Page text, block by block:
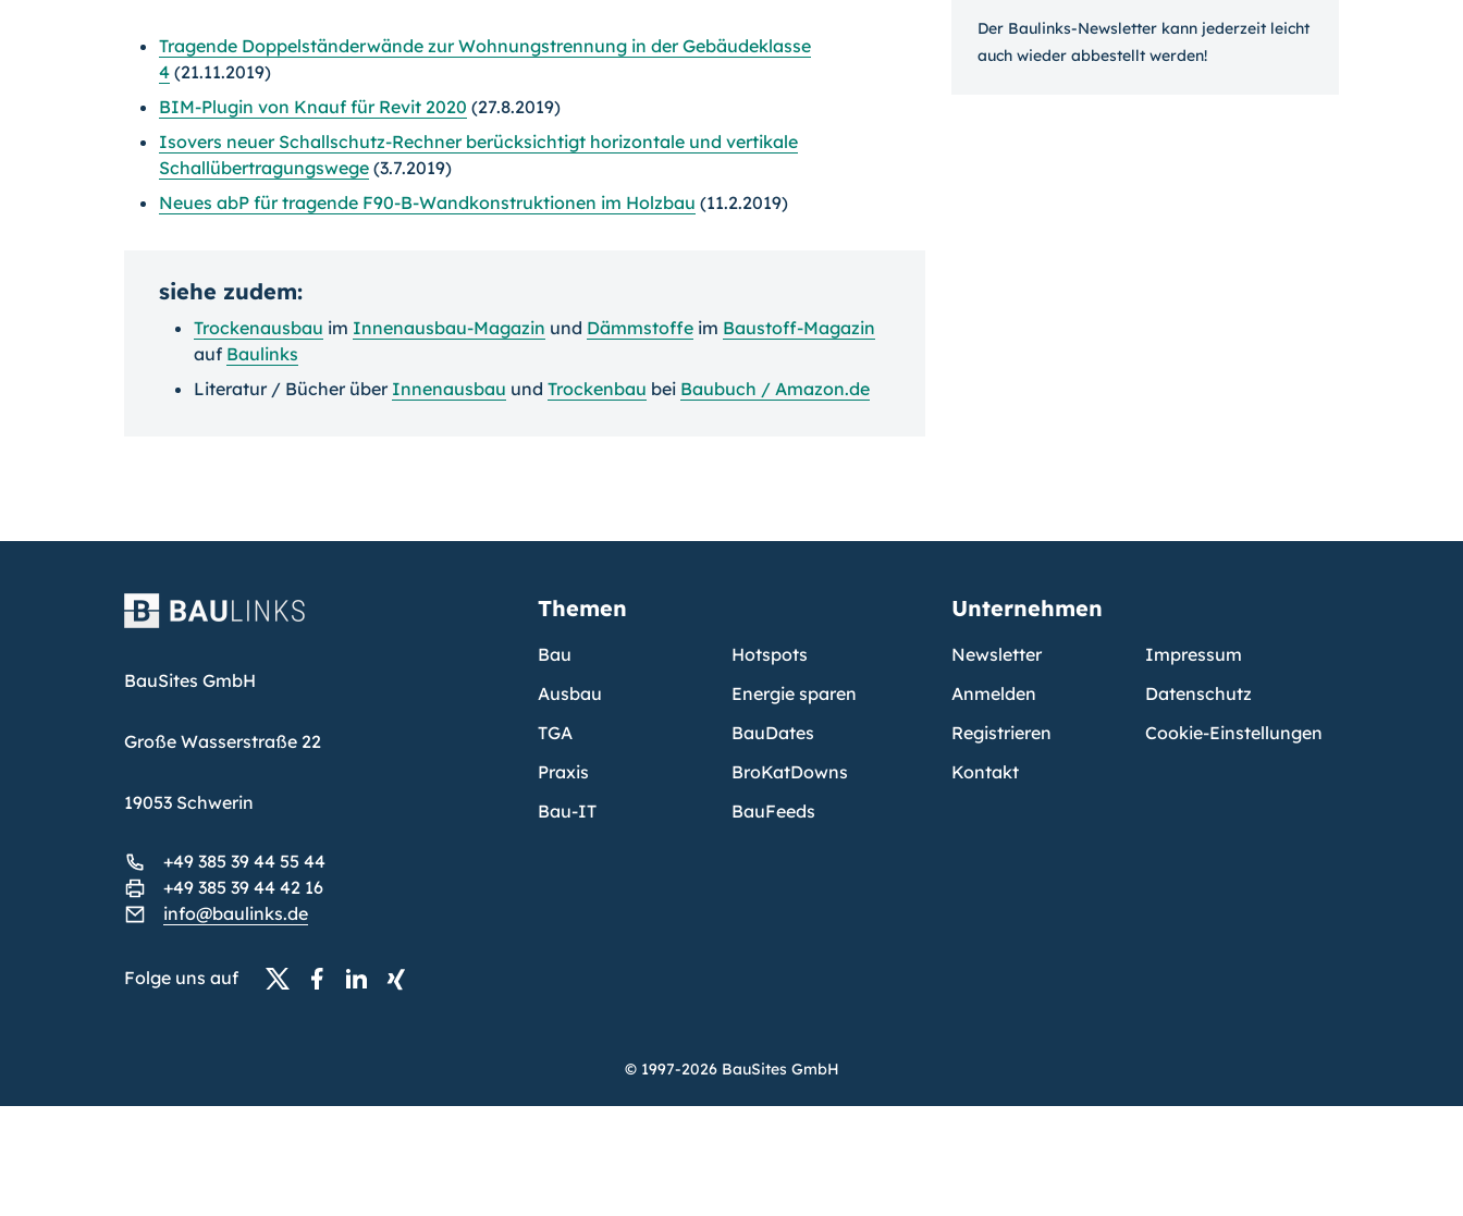
Tragende Doppelständerwände zur Wohnungstrennung in der Gebäudeklasse
4 (21.11.2019)
BIM-Plugin von Knauf für Revit 2020 (27.8.2019)
Isovers neuer Schallschutz-Rechner berücksichtigt horizontale und vertikale
Schallübertragungswege (3.7.2019)
Neues abP für tragende F90-B-Wandkonstruktionen im Holzbau (11.2.2019)
siehe zudem:
Trockenausbau im Innenausbau-Magazin und Dämmstoffe im Baustoff-Magazin
auf Baulinks
Literatur / Bücher über Innenausbau und Trockenbau bei Baubuch / Amazon.de
Der Baulinks-Newsletter kann jeder­zeit leicht
auch wieder ab­bestellt werden!
BauSites GmbH
Große Wasserstraße 22
19053 Schwerin
+49 385 39 44 55 44
+49 385 39 44 42 16
info@baulinks.de
Folge uns auf
Themen
Bau
Ausbau
TGA
Praxis
Bau-IT
Hotspots
Energie sparen
BauDates
BroKatDowns
BauFeeds
Unternehmen
Newsletter
Anmelden
Registrieren
Kontakt
Impressum
Datenschutz
Cookie-Einstellungen
© 1997-2026 BauSites GmbH